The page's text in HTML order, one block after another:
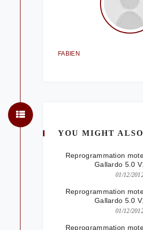
FABIEN
YOU MIGHT
Reprogrammation
Gallardo 5.0
01/12/
Reprogrammation
Gallardo 5.0
01/12/
Reprogrammation